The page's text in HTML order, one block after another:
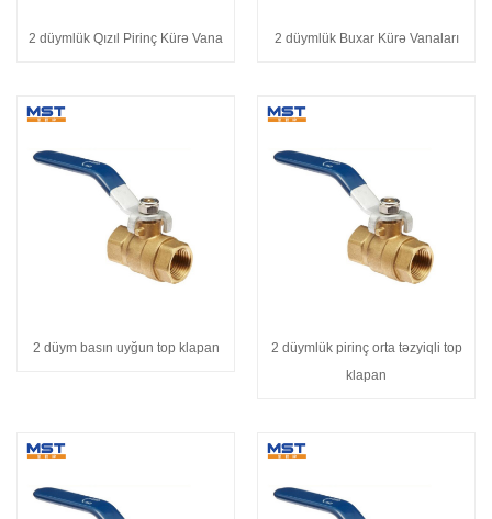
2 düymlük Qızıl Pirinç Kürə Vana 2 düymlük Buxar Kürə Vanaları
2 düym basın uyğun top klapan
2 düymlük pirinç orta təzyiqli top
klapan